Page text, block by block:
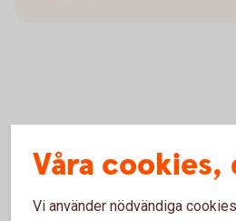
Uttagsregler för
Våra
Vi använder nödvändiga